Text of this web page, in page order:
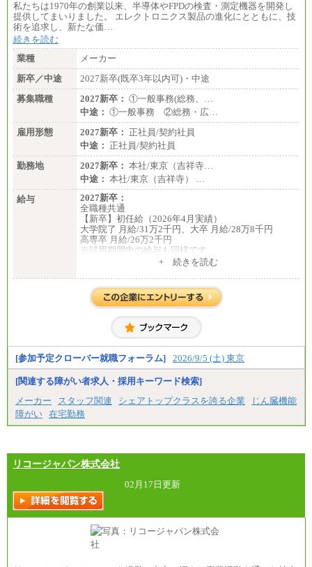
私たちは1970年の創業以来、半導体やFPDの検査・測定機器を開発し
提供してまいりました。 エレクトロニクス製品の進化にとともに、技
術を追求し、新たな価…
続きを読む
業種
メーカー
新卒／中途
2027新卒(既卒3年以内可)・中途
募集職種
2027新卒： ①一般事務(総務、…
中途： ①一般事務 ②総務・広…
雇用形態
2027新卒： 正社員/契約社員
中途： 正社員/契約社員
勤務地
2027新卒： 本社/東京（吉祥寺…
中途： 本社/東京（吉祥寺） …
給与
2027新卒：
全職種共通
【新卒】初任給（2026年4月実績）
大学院了 月給/31万2千円、大卒 月給/28万8千円
高専卒 月給/26万2千円
※試用期間中の給与も同様です
【中途】月給19万8千円～
※勤務地によって異なります。
※経験やスキルを考慮し、規定により決定します。
+ 続きを読む
[参加予定クローバー就職フォーラム] 2026/9/5 (土) 東京
[関連する障がい者求人・採用キーワード検索]
メーカー
スタッフ関連 シェアトップクラスを誇る企業
じん臓機能
障がい 在宅勤務
リコージャパン株式会社
02月17日更新